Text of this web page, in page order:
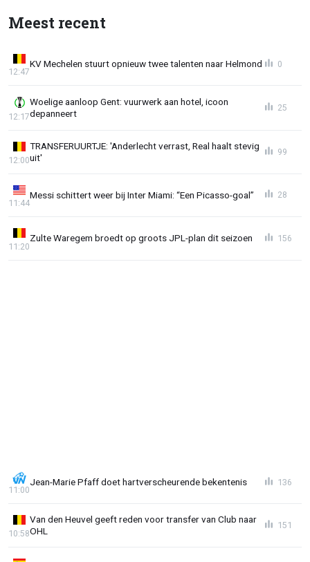
Meest recent
KV Mechelen stuurt opnieuw twee talenten naar Helmond
12:47
0
Woelige aanloop Gent: vuurwerk aan hotel, icoon
depanneert
12:17
25
TRANSFERUURTJE: 'Anderlecht verrast, Real haalt stevig
uit'
12:00
99
Messi schittert weer bij Inter Miami: “Een Picasso-goal”
11:44
28
Zulte Waregem broedt op groots JPL-plan dit seizoen
11:20
156
Jean-Marie Pfaff doet hartverscheurende bekentenis
11:00
136
Van den Heuvel geeft reden voor transfer van Club naar
OHL
10:58
151